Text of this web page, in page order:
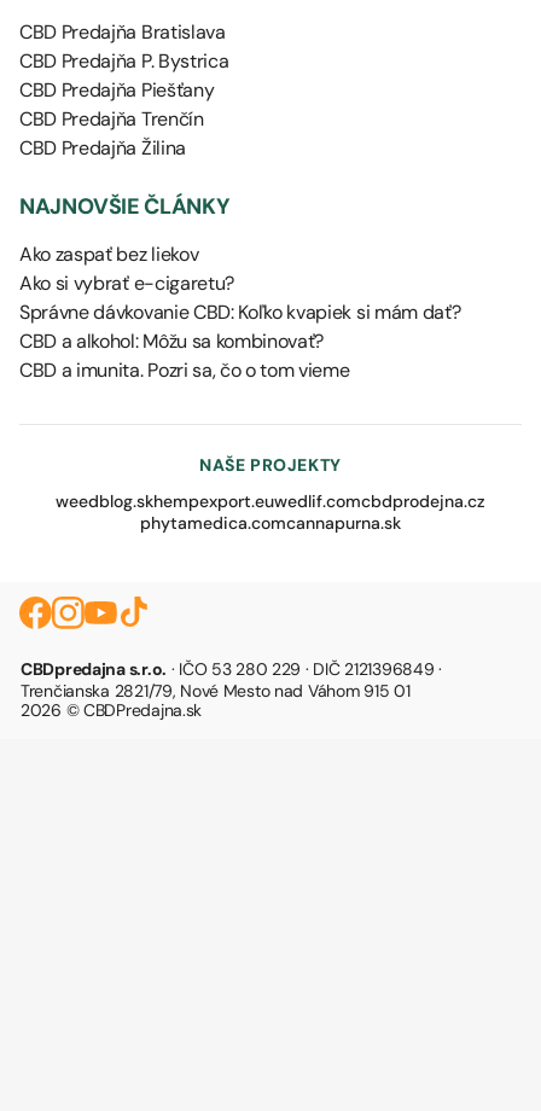
CBD Predajňa Bratislava
CBD Predajňa P. Bystrica
CBD Predajňa Piešťany
CBD Predajňa Trenčín
CBD Predajňa Žilina
NAJNOVŠIE ČLÁNKY
Ako zaspať bez liekov
Ako si vybrať e-cigaretu?
Správne dávkovanie CBD: Koľko kvapiek si mám dať?
CBD a alkohol: Môžu sa kombinovať?
CBD a imunita. Pozri sa, čo o tom vieme
NAŠE PROJEKTY
weedblog.skhempexport.euwedlif.comcbdprodejna.cz
phytamedica.comcannapurna.sk
CBDpredajna s.r.o. · IČO 53 280 229 · DIČ 2121396849 ·
Trenčianska 2821/79, Nové Mesto nad Váhom 915 01
2026 © CBDPredajna.sk